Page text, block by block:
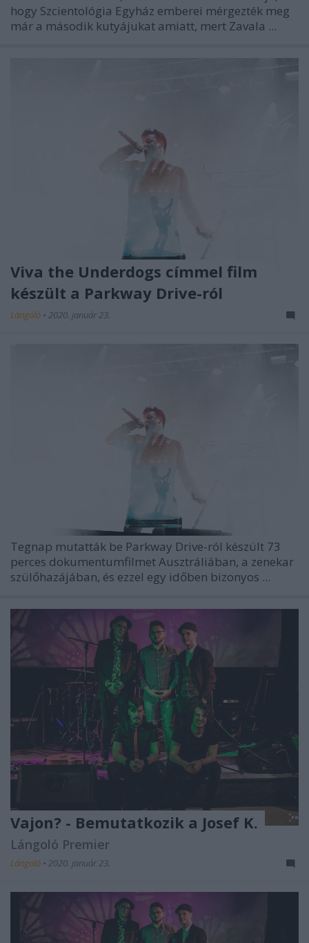
hogy Szcientológia Egyház emberei mérgezték meg
már a második kutyájukat amiatt, mert Zavala ...
Viva the Underdogs címmel film
készült a Parkway Drive-ról
Lángoló • 2020. január 23.
Tegnap mutatták be Parkway Drive-ról készült 73
perces dokumentumfilmet Ausztráliában, a zenekar
szülőhazájában, és ezzel egy időben bizonyos ...
Vajon? - Bemutatkozik a Josef K.
Lángoló Premier
Lángoló • 2020. január 23.